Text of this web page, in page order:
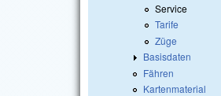
Service
Tarife
Züge
Basisdaten
Fähren
Kartenmaterial